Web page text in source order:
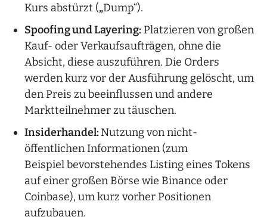
Kurs abstürzt („Dump“).
Spoofing und Layering: Platzieren von großen
Kauf- oder Verkaufsaufträgen, ohne die
Absicht, diese auszuführen. Die Orders
werden kurz vor der Ausführung gelöscht, um
den Preis zu beeinflussen und andere
Marktteilnehmer zu täuschen.
Insiderhandel:Nutzung von nicht-
öffentlichen Informationen (zum
Beispiel bevorstehendes Listing eines Tokens
auf einer großen Börse wie Binance oder
Coinbase), um kurz vorher Positionen
aufzubauen.